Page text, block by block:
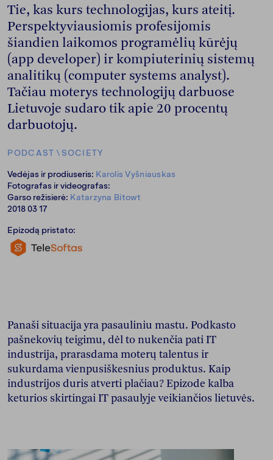
PODCAST \ SOCIETY
Vedėjas ir prodiuseris: Karolis Vyšniauskas
Fotografas ir videografas:
Garso režisierė: Katarzyna Bitowt
2018 03 17
Epizodą pristato:
Tie, kas kurs technologijas, kurs ateitį.
Perspektyviausiomis profesijomis
šiandien laikomos programėlių kūrėjų
(app developer) ir kompiuterinių sistemų
analitikų (computer systems analyst).
Tačiau moterys technologijų darbuose
Lietuvoje sudaro tik apie 20 procentų
darbuotojų.
Panaši situacija yra pasauliniu mastu. Podkasto
pašnekovių teigimu, dėl to nukenčia pati IT
industrija, prarasdama moterų talentus ir
sukurdama vienpusiškesnius produktus. Kaip
industrijos duris atverti plačiau? Epizode kalba
keturios skirtingai IT pasaulyje veikiančios lietuvės.